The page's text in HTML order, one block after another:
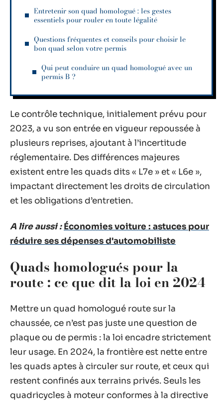
Entretenir son quad homologué : les gestes
essentiels pour rouler en toute légalité
Questions fréquentes et conseils pour choisir le
bon quad selon votre permis
Qui peut conduire un quad homologué avec un
permis B ?
Le contrôle technique, initialement prévu pour
2023, a vu son entrée en vigueur repoussée à
plusieurs reprises, ajoutant à l’incertitude
réglementaire. Des différences majeures
existent entre les quads dits « L7e » et « L6e »,
impactant directement les droits de circulation
et les obligations d’entretien.
A lire aussi : Économies voiture : astuces pour
réduire ses dépenses d'automobiliste
Quads homologués pour la
route : ce que dit la loi en 2024
Mettre un quad homologué route sur la
chaussée, ce n’est pas juste une question de
plaque ou de permis : la loi encadre strictement
leur usage. En 2024, la frontière est nette entre
les quads aptes à circuler sur route, et ceux qui
restent confinés aux terrains privés. Seuls les
quadricycles à moteur conformes à la directive